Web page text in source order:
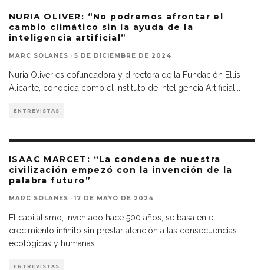
NURIA OLIVER: “No podremos afrontar el
cambio climático sin la ayuda de la
inteligencia artificial”
MARC SOLANES · 5 DE DICIEMBRE DE 2024
Nuria Oliver es cofundadora y directora de la Fundación Ellis
Alicante, conocida como el Instituto de Inteligencia Artificial
ENTREVISTAS
ISAAC MARCET: “La condena de nuestra
civilización empezó con la invención de la
palabra futuro”
MARC SOLANES · 17 DE MAYO DE 2024
El capitalismo, inventado hace 500 años, se basa en el
crecimiento infinito sin prestar atención a las consecuencias
ecológicas y humanas.
ENTREVISTAS